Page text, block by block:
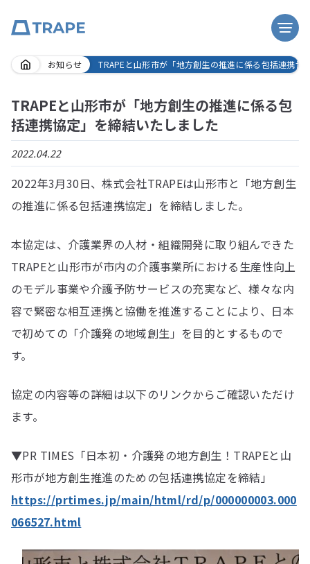
Skip
content
お知らせ TRAPEと山形市が「地方創生の推進に係る包括連携協
TRAPEと山形市が「地方創生の推進に係る包
括連携協定」を締結いたしました
2022.04.22
2022年3月30日、株式会社TRAPEは山形市と「地方創生
の推進に係る包括連携協定」を締結しました。
本協定は、介護業界の人材・組織開発に取り組んできた
TRAPEと山形市が市内の介護事業所における生産性向上
のモデル事業や介護予防サービスの充実など、様々な内
容で緊密な相互連携と協働を推進することにより、日本
で初めての「介護発の地域創生」を目的とするもので
す。
協定の内容等の詳細は以下のリンクからご確認いただけ
ます。
▼PR TIMES「日本初・介護発の地方創生！TRAPEと山
形市が地方創生推進のための包括連携協定を締結」
https://prtimes.jp/main/html/rd/p/000000003.000
066527.html